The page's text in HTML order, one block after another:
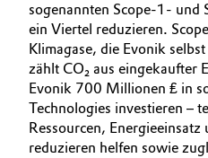
sogenannten Scope-1- und
ein Viertel reduzieren.
Klimagase, die Evonik
zählt CO₂ aus eingekaufter
Evonik 700 Millionen ₤ in
Technologies investieren –
Ressourcen, Energieeinsatz
reduzieren helfen sowie